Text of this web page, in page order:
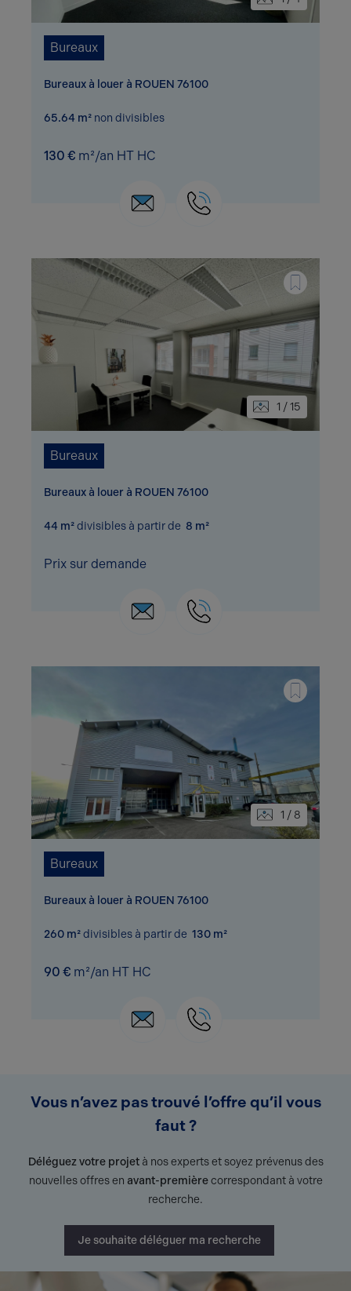
Bureaux
Bureaux à louer à ROUEN 76100
65.64 m² non divisibles
130 € m²/an HT HC
1 / 15
Bureaux
Bureaux à louer à ROUEN 76100
44 m²divisibles à partir de 8 m²
Prix sur demande
1 / 8
Bureaux
Bureaux à louer à ROUEN 76100
260 m²divisibles à partir de 130 m²
90 € m²/an HT HC
Vous n’avez pas trouvé l’offre qu’il vous
faut ?
Déléguez votre projetà nos experts et soyez prévenus des
nouvelles offres en avant-premièrecorrespondant à votre
recherche.
Je souhaite déléguer ma recherche